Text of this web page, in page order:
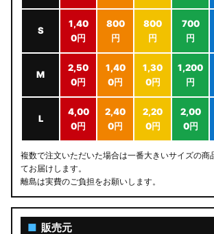
S
1,40
0円
800
円
800
円
700
円
M
2,50
0円
1,40
0円
1,30
0円
1,200
円
L
4,00
0円
2,40
0円
2,20
0円
2,00
0円
複数で注文いただいた場合は一番大きいサイズの商
てお届けします。
離島は実費のご負担をお願いします。
■ 販売元